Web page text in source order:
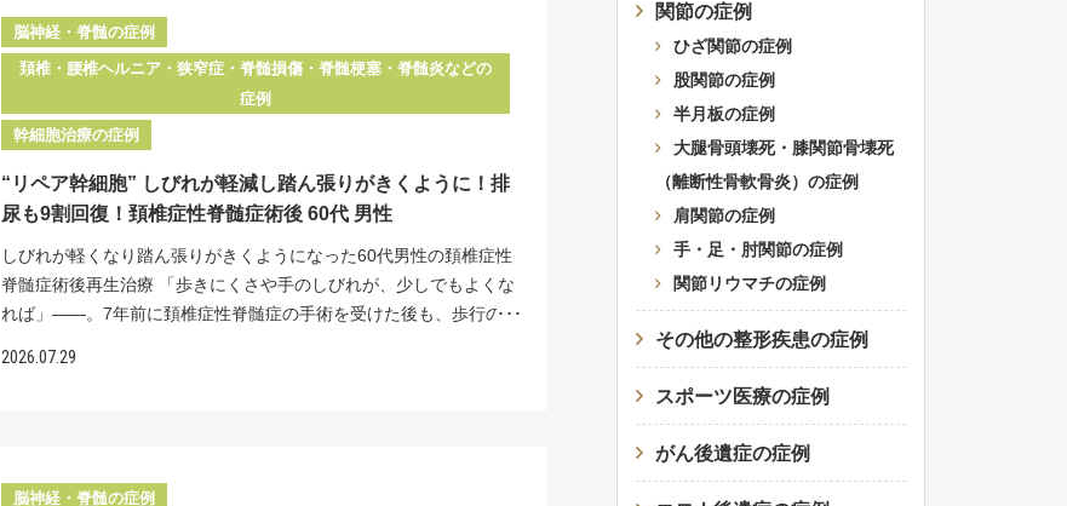
近隣の整形外科でMRI検査を受け、腰部脊柱管狭窄症と診断。内服
薬でも症状は徐々に悪化 手術には入院や全身麻酔が必要なため、年
齢を考慮し慎重になっていた こちらの患者様は数年前からの腰痛と
下肢のしびれで当院を受診されました。30分ほど歩くと下肢のしび
れと痛みが出る間欠性跛行に悩まされ、近隣の整形外科でMRI検査
ましたが、症状は徐々に悪化してきていました。 内服治療で効果が
乏しい腰部脊柱管狭窄症では、手術も選択肢となります。ですが、
入院や全身麻酔が必要でリスクを伴ううえ、リスクをとって手術を
しても神経症状がどこまで回復するかは未知の部分もあり、患者様
は手術に踏み切れずにいました。そこで当院では、手術をせずに損
狭窄を認めます ＜治療内容＞脊髄内に2,500万個の"リペア幹細胞"を
脳神経・脊髄の症例
頚椎・腰椎ヘルニア・狭窄症・脊髄損傷・脊髄梗塞・脊髄炎などの
症例
幹細胞治療の症例
“リペア幹細胞” しびれが軽減し踏ん張りがきくように！排
尿も9割回復！頚椎症性脊髄症術後 60代 男性
しびれが軽くなり踏ん張りがきくようになった60代男性の頚椎症性
脊髄症術後再生治療 「歩きにくさや手のしびれが、少しでもよくな
れば」——。7年前に頚椎症性脊髄症の手術を受けた後も、歩行のし
行のしづらさとふらつきが日常生活の負担に 字が書きにくく、手の
2026.07.29
脳神経・脊髄の症例
関節の症例
ひざ関節の症例
股関節の症例
半月板の症例
大腿骨頭壊死・膝関節骨壊死
（離断性骨軟骨炎）の症例
肩関節の症例
手・足・肘関節の症例
関節リウマチの症例
その他の整形疾患の症例
スポーツ医療の症例
がん後遺症の症例